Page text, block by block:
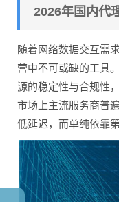
2026年国内代
随着网络数据交互需
营中不可或缺的工具
源的稳定性与合规性
市场上主流服务商普
低延迟，而单纯依靠